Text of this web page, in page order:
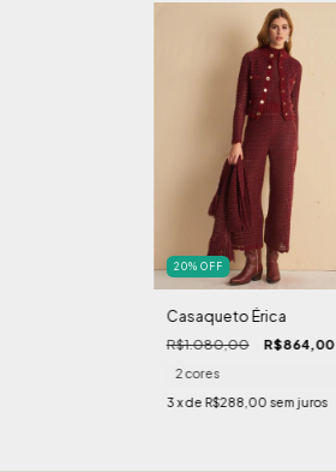
20% OFF
Casaqueto Érica
R$1.080,00 R$864,00
2 cores
3 x de R$288,00 sem juros